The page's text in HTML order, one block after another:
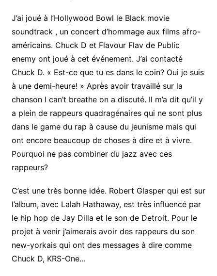
J’ai joué à l’Hollywood Bowl le Black movie
soundtrack , un concert d’hommage aux films afro-
américains. Chuck D et Flavour Flav de Public
enemy ont joué à cet événement. J’ai contacté
Chuck D. « Est-ce que tu es dans le coin? Oui je suis
à une demi-heure! » Après avoir travaillé sur la
chanson I can’t breathe on a discuté. Il m’a dit qu’il y
a plein de rappeurs quadragénaires qui ne sont plus
dans le game du rap à cause du jeunisme mais qui
ont encore beaucoup de choses à dire et à vivre.
Pourquoi ne pas combiner du jazz avec ces
rappeurs?
C’est une très bonne idée. Robert Glasper qui est sur
l’album, avec Lalah Hathaway, est très influencé par
le hip hop de Jay Dilla et le son de Detroit. Pour le
projet à venir j’aimerais avoir des rappeurs du son
new-yorkais qui ont des messages à dire comme
Chuck D, KRS-One…